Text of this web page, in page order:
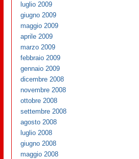
luglio 2009
giugno 2009
maggio 2009
aprile 2009
marzo 2009
febbraio 2009
gennaio 2009
dicembre 2008
novembre 2008
ottobre 2008
settembre 2008
agosto 2008
luglio 2008
giugno 2008
maggio 2008